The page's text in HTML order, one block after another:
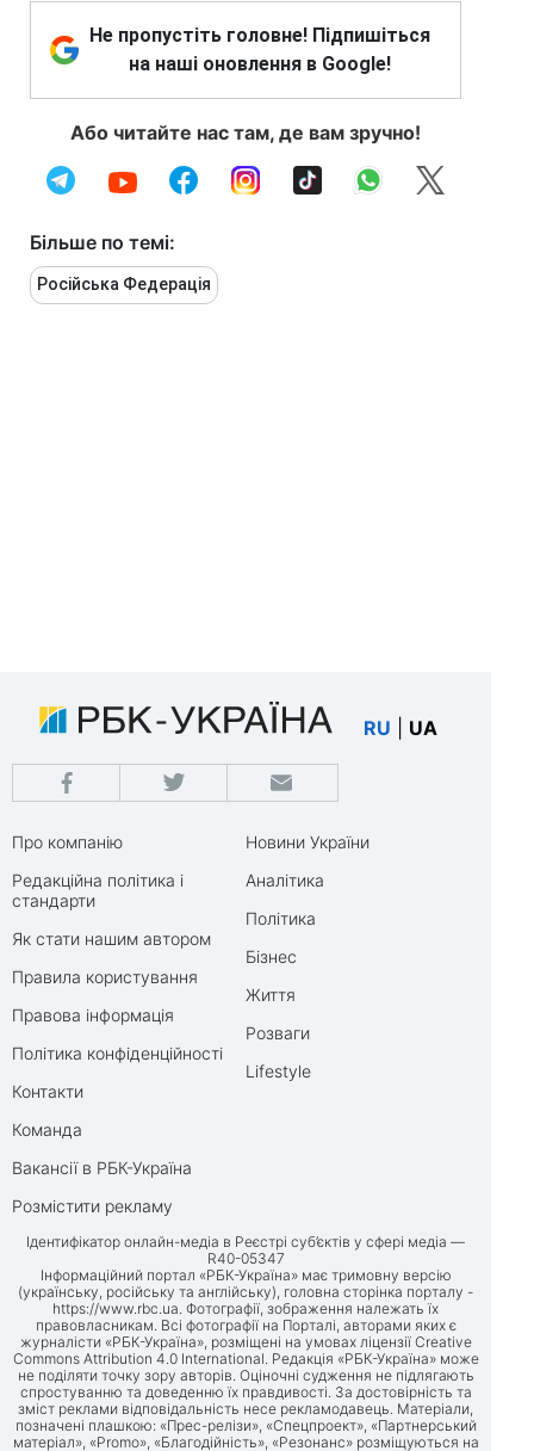
Не пропустіть головне! Підпишіться
на наші оновлення в Google!
Або читайте нас там, де вам зручно!
Більше по темі:
Російська Федерація
RU UA
Про компанію
Редакційна політика і
стандарти
Як стати нашим автором
Правила користування
Правова інформація
Політика конфіденційності
Контакти
Команда
Вакансії в РБК-Україна
Розмістити рекламу
Новини України
Аналітика
Політика
Бізнес
Життя
Розваги
Lifestyle
Ідентифікатор онлайн-медіа в Реєстрі суб’єктів у сфері медіа —
R40-05347
Інформаційний портал «РБК-Україна» має тримовну версію
(українську, російську та англійську), головна сторінка порталу -
https://www.rbc.ua. Фотографії, зображення належать їх
правовласникам. Всі фотографії на Порталі, авторами яких є
журналісти «РБК-Україна», розміщені на умовах ліцензії Creative
Commons Attribution 4.0 International. Редакція «РБК-Україна» може
не поділяти точку зору авторів. Оціночні судження не підлягають
спростуванню та доведенню їх правдивості. За достовірність та
зміст реклами відповідальність несе рекламодавець. Матеріали,
позначені плашкою: «Прес-релізи», «Спецпроект», «Партнерський
матеріал», «Promo», «Благодійність», «Резонанс» розміщуються на